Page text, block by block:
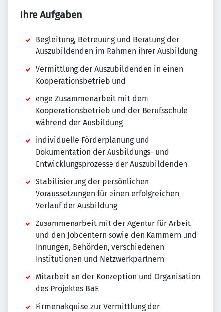
Ihre Aufgaben
Begleitung, Betreuung und Beratung der
Auszubildenden im Rahmen ihrer Ausbildung
Vermittlung der Auszubildenden in einen
Kooperationsbetrieb und
enge Zusammenarbeit mit dem
Kooperationsbetrieb und der Berufsschule
während der Ausbildung
individuelle Förderplanung und
Dokumentation der Ausbildungs- und
Entwicklungsprozesse der Auszubildenden
Stabilisierung der persönlichen
Voraussetzungen für einen erfolgreichen
Verlauf der Ausbildung
Zusammenarbeit mit der Agentur für Arbeit
und den Jobcentern sowie den Kammern und
Innungen, Behörden, verschiedenen
Institutionen und Netzwerkpartnern
Mitarbeit an der Konzeption und Organisation
des Projektes BaE
Firmenakquise zur Vermittlung der